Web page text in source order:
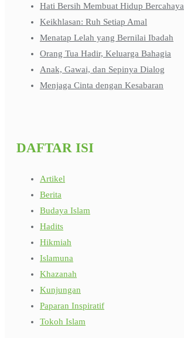
Hati Bersih Membuat Hidup Bercahaya
Keikhlasan: Ruh Setiap Amal
Menatap Lelah yang Bernilai Ibadah
Orang Tua Hadir, Keluarga Bahagia
Anak, Gawai, dan Sepinya Dialog
Menjaga Cinta dengan Kesabaran
DAFTAR ISI
Artikel
Berita
Budaya Islam
Hadits
Hikmiah
Islamuna
Khazanah
Kunjungan
Paparan Inspiratif
Tokoh Islam